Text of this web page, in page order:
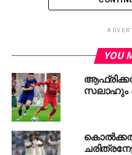
RELATED TOPICS: FOOTBALL
UP NEXT
കടുവ ആക്രമണം;
നാളെ യുഡിഎഫ്
DON'T MISS
YOU
സലാഹും